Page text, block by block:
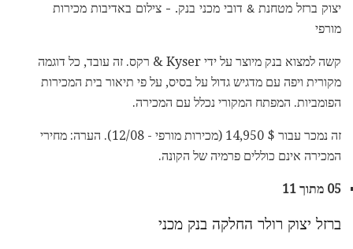
יצוק ברזל מטחנת & דובי מכני בנק. - צילום באדיבות מכירות
מורפי
קשה למצוא בנק מיוצר על ידי Kyser & רקס. זה עובד, כל דוגמה
מקורית ויפה עם מדגיש גדול על בסיס, על פי תיאור בית המכירות
הפומביות. המפתח המקורי נכלל עם המכירה.
זה נמכר עבור $ 14,950 (מכירות מורפי - 12/08). הערה: מחירי
המכירה אינם כוללים פרמיה של הקונה.
05 מתוך 11
ברזל יצוק רולר החלקה בנק מכני